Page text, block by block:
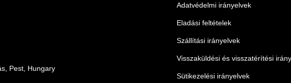
Pest, Hungary
Adatvédelmi irányelvek
Eladási feltételek
Szállítási irányelvek
Visszaküldési és visszatérítési
Sütikezelési irányelvek